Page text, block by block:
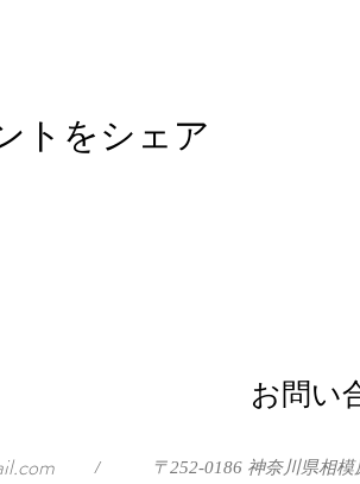
トをシェア
お問い
/ 〒252-0186 神奈川県相